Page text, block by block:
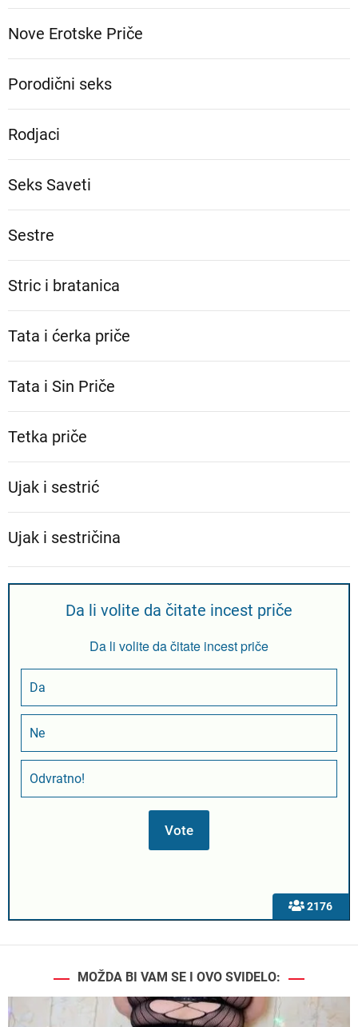
Nove Erotske Priče
Porodični seks
Rodjaci
Seks Saveti
Sestre
Stric i bratanica
Tata i ćerka priče
Tata i Sin Priče
Tetka priče
Ujak i sestrić
Ujak i sestričina
2176
Da li volite da čitate incest priče
Da li volite da čitate incest priče
Da
Ne
Odvratno!
MOŽDA BI VAM SE I OVO SVIDELO: